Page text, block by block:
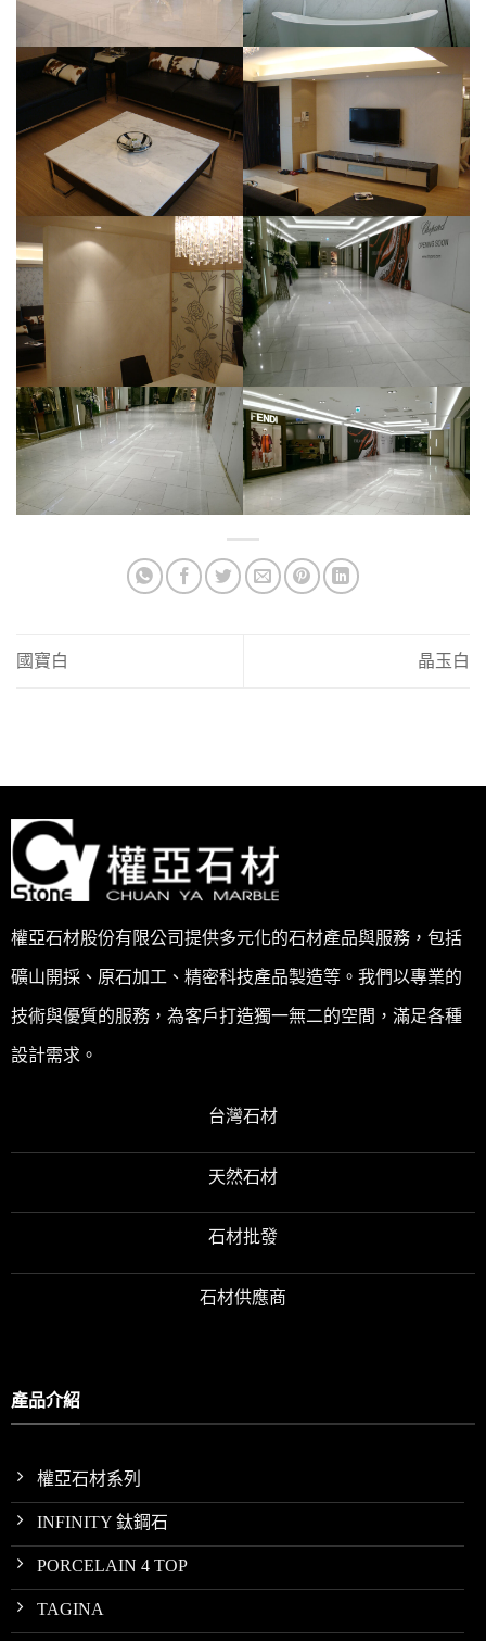
國寶白 晶玉白
權亞石材股份有限公司提供多元化的石材產品與服務，包括
礦山開採、原石加工、精密科技產品製造等。我們以專業的
技術與優質的服務，為客戶打造獨一無二的空間，滿足各種
設計需求。
台灣石材
天然石材
石材批發
石材供應商
產品介紹
權亞石材系列
INFINITY 鈦鋼石
PORCELAIN 4 TOP
TAGINA